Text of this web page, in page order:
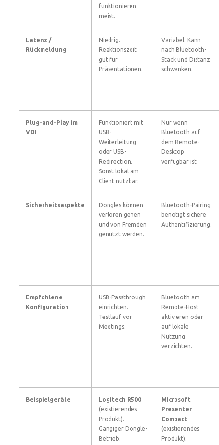
funktionieren
meist.
Latenz /
Rückmeldung
Niedrig.
Reaktionszeit
gut für
Präsentationen.
Variabel. Kann
nach Bluetooth-
Stack und Distanz
schwanken.
Plug-and-Play im
VDI
Funktioniert mit
USB-
Weiterleitung
oder USB-
Redirection.
Sonst lokal am
Client nutzbar.
Nur wenn
Bluetooth auf
dem Remote-
Desktop
verfügbar ist.
Sicherheitsaspekte
Dongles können
verloren gehen
und von Fremden
genutzt werden.
Bluetooth-Pairing
benötigt sichere
Authentifizierung.
Empfohlene
Konfiguration
USB-Passthrough
einrichten.
Testlauf vor
Meetings.
Bluetooth am
Remote-Host
aktivieren oder
auf lokale
Nutzung
verzichten.
Beispielgeräte
Logitech R500
(existierendes
Produkt).
Gängiger Dongle-
Betrieb.
Microsoft
Presenter
Compact
(existierendes
Produkt).